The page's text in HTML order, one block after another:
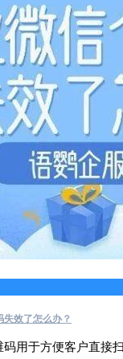
效了怎么办？
用于方便客户直接